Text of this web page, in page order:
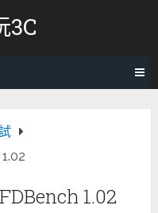
3C
1.02